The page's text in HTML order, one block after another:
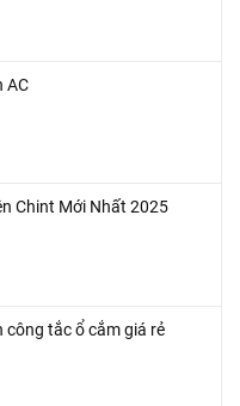
AC
Chint Mới Nhất 2025
công tắc ổ cắm giá rẻ